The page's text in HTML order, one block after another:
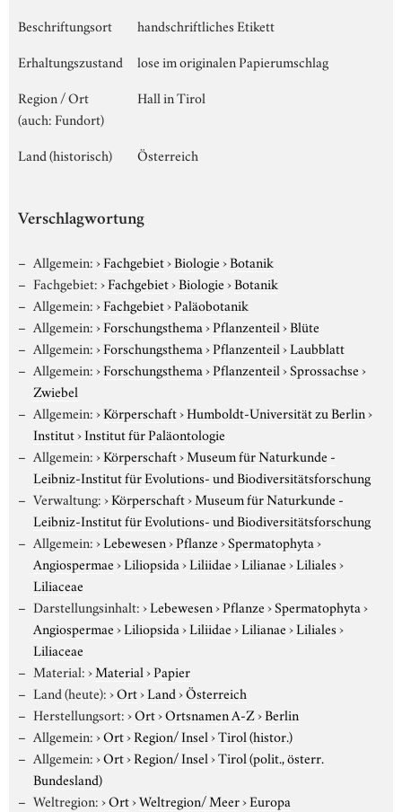
Beschriftungsort
handschriftliches Etikett
Erhaltungszustand
lose im originalen Papierumschlag
Region / Ort
(auch: Fundort)
Hall in Tirol
Land (historisch) Österreich
Verschlagwortung
Allgemein:›Fachgebiet›Biologie›Botanik
Fachgebiet:›Fachgebiet›Biologie›Botanik
Allgemein:›Fachgebiet›Paläobotanik
Allgemein:›Forschungsthema›Pflanzenteil›Blüte
Allgemein:›Forschungsthema›Pflanzenteil›Laubblatt
Allgemein:›Forschungsthema›Pflanzenteil›Sprossachse›
Zwiebel
Allgemein:›Körperschaft›Humboldt-Universität zu Berlin›
Institut›Institut für Paläontologie
Allgemein:›Körperschaft›Museum für Naturkunde -
Leibniz-Institut für Evolutions- und Biodiversitätsforschung
Verwaltung:›Körperschaft›Museum für Naturkunde -
Leibniz-Institut für Evolutions- und Biodiversitätsforschung
Allgemein:›Lebewesen›Pflanze›Spermatophyta›
Angiospermae›Liliopsida›Liliidae›Lilianae›Liliales›
Liliaceae
Darstellungsinhalt:›Lebewesen›Pflanze›Spermatophyta›
Angiospermae›Liliopsida›Liliidae›Lilianae›Liliales›
Liliaceae
Material:›Material›Papier
Land (heute):›Ort›Land›Österreich
Herstellungsort:›Ort›Ortsnamen A-Z›Berlin
Allgemein:›Ort›Region/ Insel›Tirol (histor.)
Allgemein:›Ort›Region/ Insel›Tirol (polit., österr.
Bundesland)
Weltregion:›Ort›Weltregion/ Meer›Europa